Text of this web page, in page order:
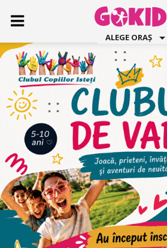
ALEGE ORAȘ